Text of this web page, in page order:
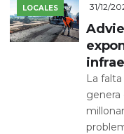
LOCALES 31/12/
La
genera